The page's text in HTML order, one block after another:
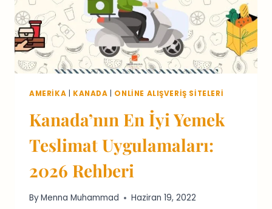
AMERIKA KANADA ONLINE ALIŞVERIŞ SITELERI
Kanada’nın En İyi Yemek
Teslimat Uygulamaları:
2026 Rehberi
ByMenna Muhammad Haziran 19, 2022